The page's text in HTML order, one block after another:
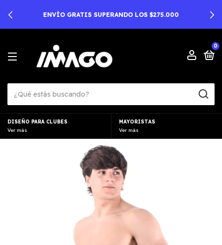
ENVÍO GRATIS SUPERANDO LOS $275.000
0
DISEÑO PARA CLUBES
Ver más
MAYORISTAS
Ver más